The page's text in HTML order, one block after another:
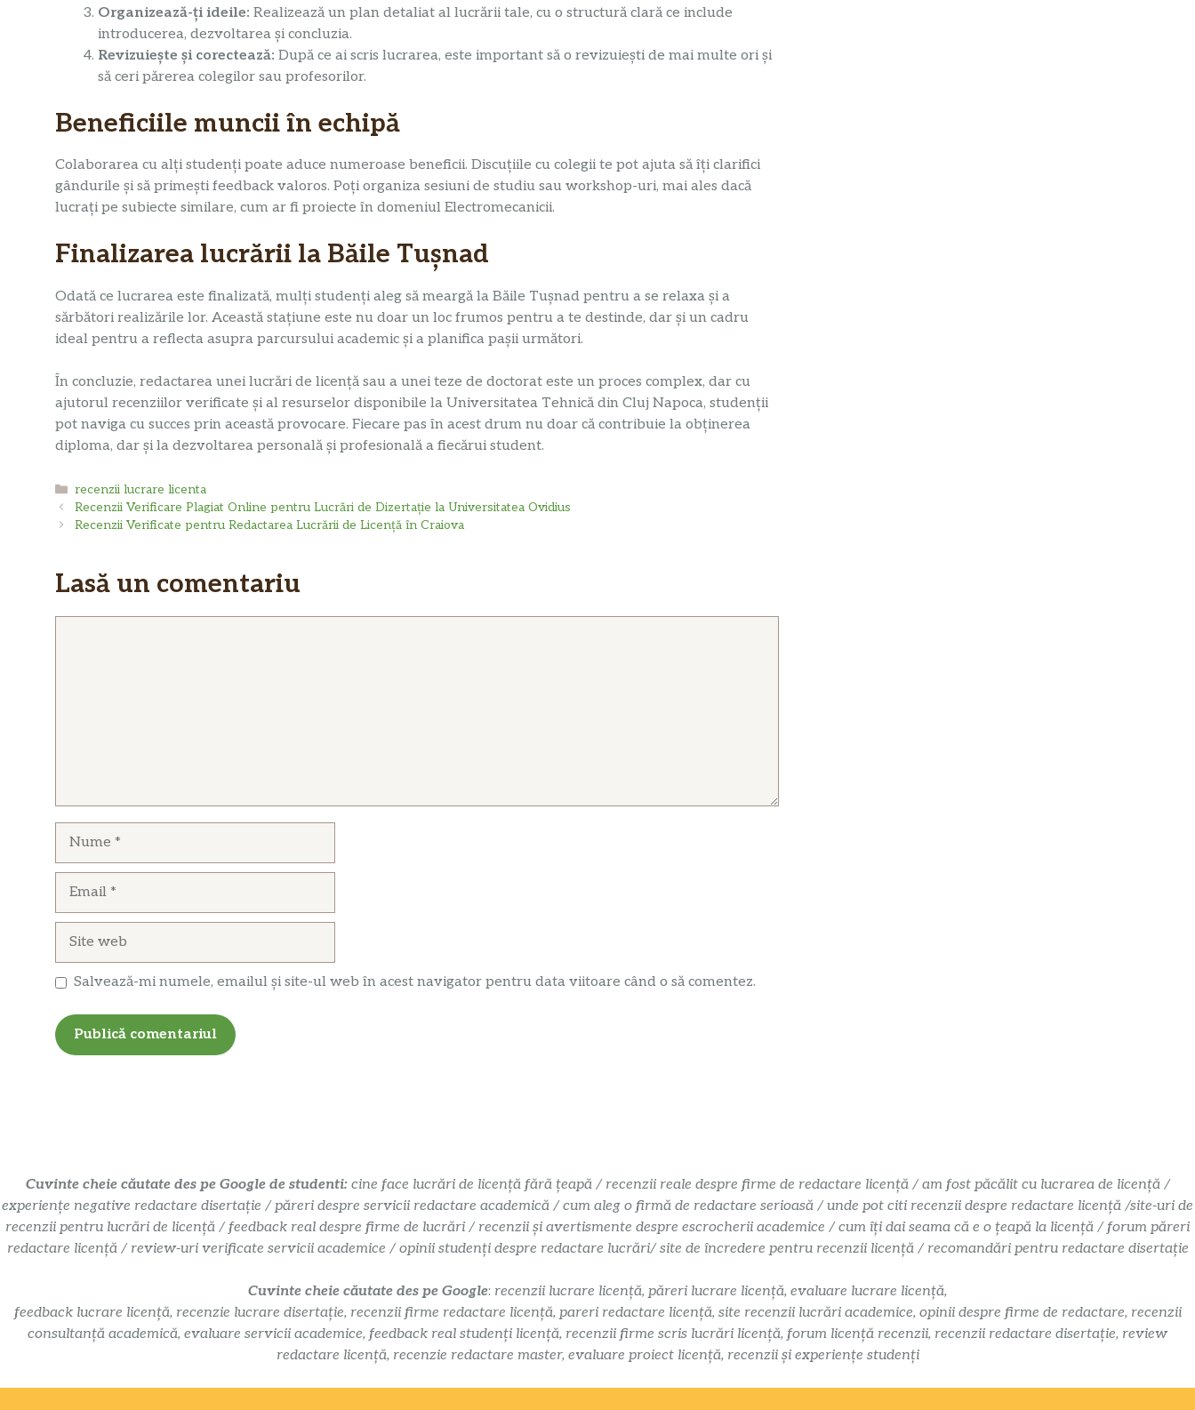
Organizează-ți ideile: Realizează un plan detaliat al lucrării tale, cu o structură clară ce include
introducerea, dezvoltarea și concluzia.
Revizuiește și corectează: După ce ai scris lucrarea, este important să o revizuiești de mai multe ori și
să ceri părerea colegilor sau profesorilor.
Beneficiile muncii în echipă
Colaborarea cu alți studenți poate aduce numeroase beneficii. Discuțiile cu colegii te pot ajuta să îți clarifici
gândurile și să primești feedback valoros. Poți organiza sesiuni de studiu sau workshop-uri, mai ales dacă
lucrați pe subiecte similare, cum ar fi proiecte în domeniul Electromecanicii.
Finalizarea lucrării la Băile Tușnad
Odată ce lucrarea este finalizată, mulți studenți aleg să meargă la Băile Tușnad pentru a se relaxa și a
sărbători realizările lor. Această stațiune este nu doar un loc frumos pentru a te destinde, dar și un cadru
ideal pentru a reflecta asupra parcursului academic și a planifica pașii următori.
În concluzie, redactarea unei lucrări de licență sau a unei teze de doctorat este un proces complex, dar cu
ajutorul recenziilor verificate și al resurselor disponibile la Universitatea Tehnică din Cluj Napoca, studenții
pot naviga cu succes prin această provocare. Fiecare pas în acest drum nu doar că contribuie la obținerea
diploma, dar și la dezvoltarea personală și profesională a fiecărui student.
Categorii
recenzii lucrare licenta
Recenzii Verificare Plagiat Online pentru Lucrări de Dizertație la Universitatea Ovidius
Recenzii Verificate pentru Redactarea Lucrării de Licență în Craiova
Lasă un comentariu
Salvează-mi numele, emailul și site-ul web în acest navigator pentru data viitoare când o să comentez.
Cuvinte cheie căutate des pe Google de studenti: cine face lucrări de licență fără țeapă / recenzii reale despre firme de redactare licență / am fost păcălit cu lucrarea de licență /
experiențe negative redactare disertație / păreri despre servicii redactare academică / cum aleg o firmă de redactare serioasă / unde pot citi recenzii despre redactare licență /site-uri de
recenzii pentru lucrări de licență / feedback real despre firme de lucrări / recenzii și avertismente despre escrocherii academice / cum îți dai seama că e o țeapă la licență / forum păreri
redactare licență / review-uri verificate servicii academice / opinii studenți despre redactare lucrări/ site de încredere pentru recenzii licență / recomandări pentru redactare disertație
Cuvinte cheie căutate des pe Google: recenzii lucrare licență, păreri lucrare licență, evaluare lucrare licență,
feedback lucrare licență, recenzie lucrare disertație, recenzii firme redactare licență, pareri redactare licență, site recenzii lucrări academice, opinii despre firme de redactare, recenzii
consultanță academică, evaluare servicii academice, feedback real studenți licență, recenzii firme scris lucrări licență, forum licență recenzii, recenzii redactare disertație, review
redactare licență, recenzie redactare master, evaluare proiect licență, recenzii și experiențe studenți